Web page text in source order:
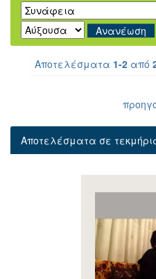
Αποτελέσματα 1-2 από
Αποτελέσματα σε